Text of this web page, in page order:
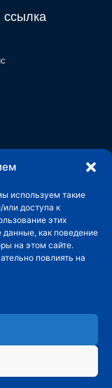
используем такие
доступа к
этих
данные, как поведение
на этом сайте.
повлиять на
HUADE, 2026 год.